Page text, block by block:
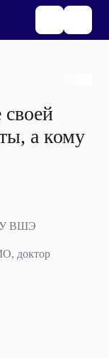
а кому
ВШЭ
доктор